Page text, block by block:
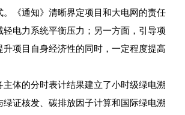
《通知》清晰界定项目和大电网的责任
电力系统平衡压力；另一方面，引导项
项目自身经济性的同时，一定程度提高
体的分时表计结果建立了小时级绿电溯
证核发、碳排放因子计算和国际绿电溯